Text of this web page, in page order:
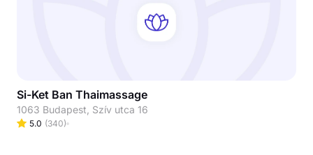
Si-Ket Ban Thaimassage
1063 Budapest, Szív utca 16
5.0 (340)